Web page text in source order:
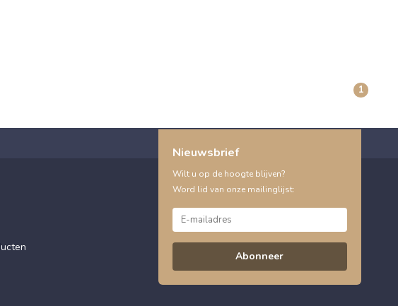
1
Nieuwsbrief
Wilt u op de hoogte blijven?
Word lid van onze mailinglijst:
Abonneer